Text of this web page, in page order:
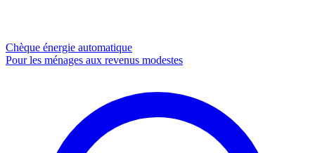
Chèque énergie automatique
Pour les ménages aux revenus modestes